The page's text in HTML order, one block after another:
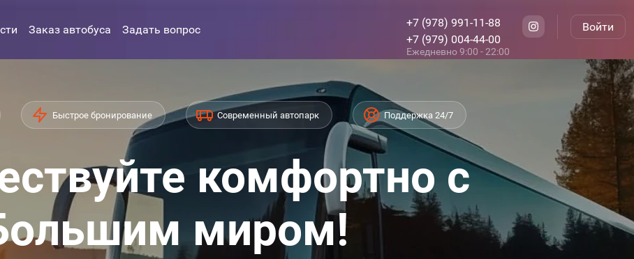
Заказ автобуса Задать вопрос
+7 (978) 991-11-88
+7 (979) 004-44-00
Ежедневно 9:00 - 22:00
Войти
Быстрое бронирование Современный автопарк Поддержка 24/7
комфортно с
миром!